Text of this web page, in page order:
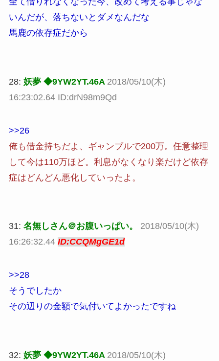
いんだが、落ちないとダメなんだな
馬鹿の依存症だから
28: 妖夢 ◆9YW2YT.46A 2018/05/10(木)
16:23:02.64 ID:drN98m9Qd
>>26
俺も借金持ちだよ、ギャンブルで200万。任意整理
して今は110万ほど。利息がなくなり楽だけど依存
症はどんどん悪化していったよ。
31: 名無しさん＠お腹いっぱい。
2018/05/10(木)
16:26:32.44 ID:CCQMgGE1d
>>28
そうでしたか
その辺りの金額で気付いてよかったですね
32: 妖夢 ◆9YW2YT.46A 2018/05/10(木)